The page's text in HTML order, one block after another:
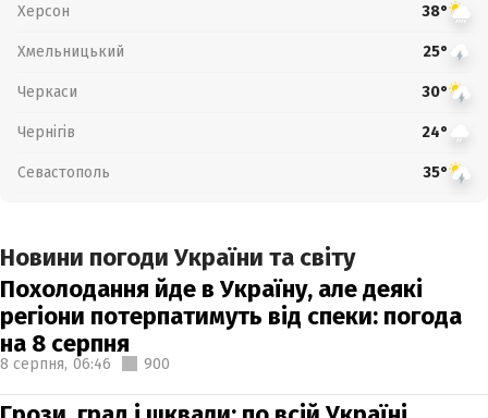
Херсон 38°
Хмельницький 25°
Черкаси 30°
Чернігів 24°
Севастополь 35°
Новини погоди України та світу
Похолодання йде в Україну, але деякі
регіони потерпатимуть від спеки: погода
на 8 серпня
8 серпня, 06:46 900